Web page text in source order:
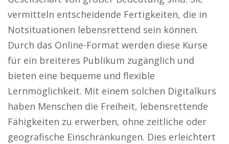
vermitteln entscheidende Fertigkeiten, die in
Notsituationen lebensrettend sein können.
Durch das Online-Format werden diese Kurse
für ein breiteres Publikum zugänglich und
bieten eine bequeme und flexible
Lernmöglichkeit. Mit einem solchen Digitalkurs
haben Menschen die Freiheit, lebensrettende
Fähigkeiten zu erwerben, ohne zeitliche oder
geografische Einschränkungen. Dies erleichtert